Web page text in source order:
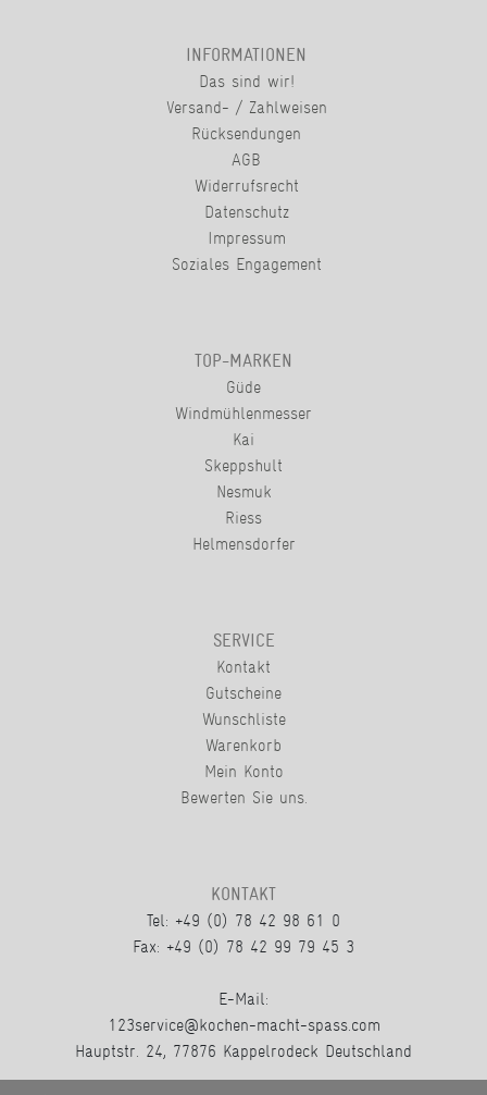
INFORMATIONEN
Das sind wir!
Versand- / Zahlweisen
Rücksendungen
AGB
Widerrufsrecht
Datenschutz
Impressum
Soziales Engagement
TOP-MARKEN
Güde
Windmühlenmesser
Kai
Skeppshult
Nesmuk
Riess
Helmensdorfer
SERVICE
Kontakt
Gutscheine
Wunschliste
Warenkorb
Mein Konto
Bewerten Sie uns.
KONTAKT
Tel: +49 (0) 78 42 98 61 0
Fax: +49 (0) 78 42 99 79 45 3
E-Mail:
123service@kochen-macht-spass.com
Hauptstr. 24, 77876 Kappelrodeck Deutschland